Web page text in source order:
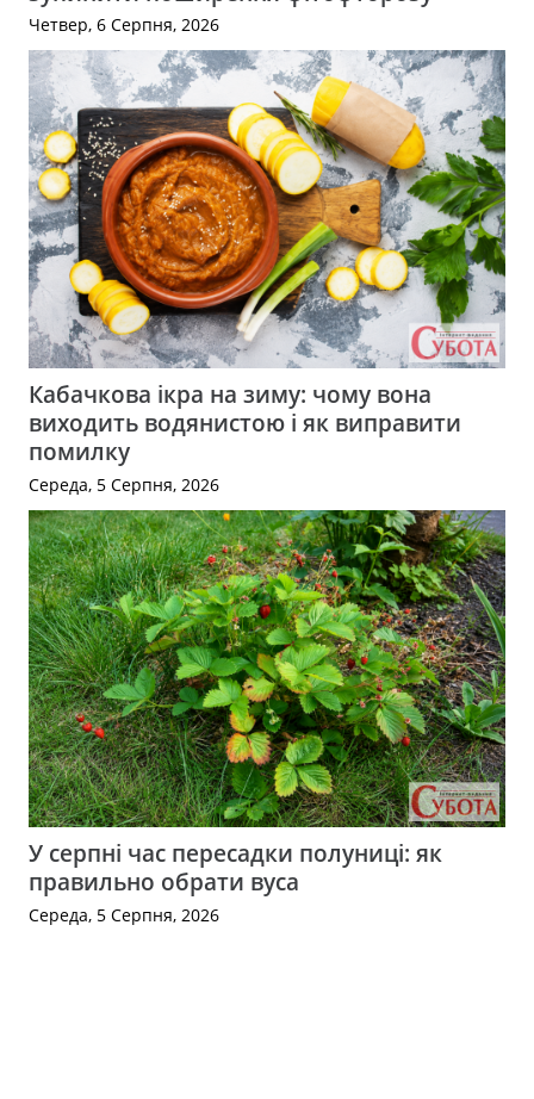
Четвер, 6 Серпня, 2026
Кабачкова ікра на зиму: чому вона
виходить водянистою і як виправити
помилку
Середа, 5 Серпня, 2026
У серпні час пересадки полуниці: як
правильно обрати вуса
Середа, 5 Серпня, 2026